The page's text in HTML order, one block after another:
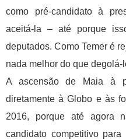
como pré-candidato à
aceitá-la – até porque
deputados. Como Temer é
nada melhor do que
A ascensão de Maia à
diretamente à Globo e às
2016, porque até agora
candidato competitivo